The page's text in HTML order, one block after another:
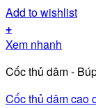
Add to wishlist
+
Xem nhanh
Cốc thủ dâm -
Cốc thủ dâm cao